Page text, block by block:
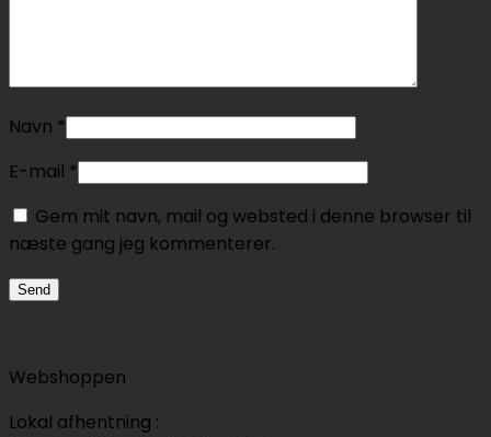
Navn *
E-mail *
Gem mit navn, mail og websted i denne browser til
næste gang jeg kommenterer.
Webshoppen
Lokal afhentning :